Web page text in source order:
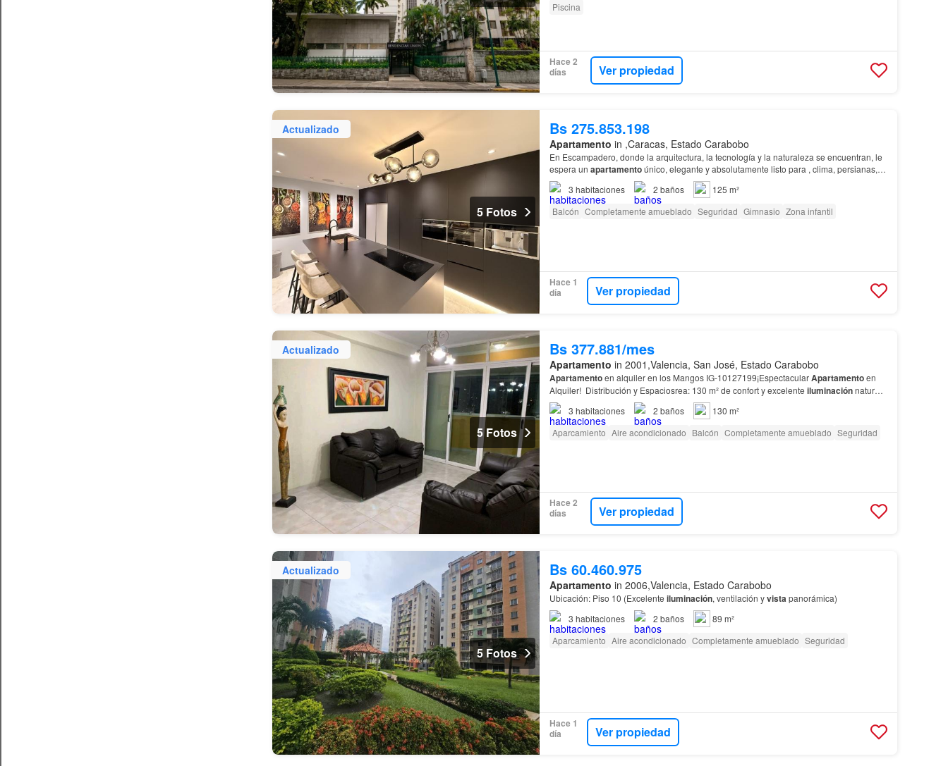
Piscina
Hace 2
días
Ver propiedad
Actualizado
5 Fotos
Bs 275.853.198
Apartamento in ,Caracas, Estado Carabobo
En Escampadero, donde la arquitectura, la tecnología y la naturaleza se encuentran, le
espera un apartamentoúnico, elegante y absolutamente listo para , clima, persianas,
sonido y seguridad a su medida…
3 habitaciones 2 baños
125 m²
Balcón Completamente amueblado Seguridad Gimnasio Zona infantil
Hace 1
día
Ver propiedad
Actualizado
5 Fotos
Bs 377.881/mes
Apartamento in 2001,Valencia, San José, Estado Carabobo
Apartamentoen alquiler en los Mangos IG-10127199¡EspectacularApartamentoen
Alquiler! ​ Distribución y Espacios​rea: 130 m² de confort y excelente iluminaciónnatural.​
Habitaciones: 3 cómodas habitaciones con amplios close…
3 habitaciones 2 baños
130 m²
Aparcamiento Aire acondicionado Balcón Completamente amueblado Seguridad
Hace 2
días
Ver propiedad
Actualizado
5 Fotos
Bs 60.460.975
Apartamento in 2006,Valencia, Estado Carabobo
Ubicación: Piso 10 (Excelente iluminación, ventilación yvistapanorámica)
3 habitaciones 2 baños
89 m²
Aparcamiento Aire acondicionado Completamente amueblado Seguridad
Hace 1
día
Ver propiedad